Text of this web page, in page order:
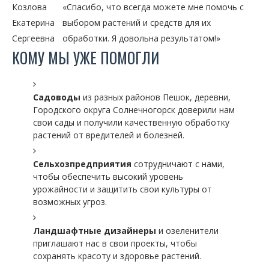
Козлова
Екатерина
Сергеевна
«Спасибо, что всегда можете мне помочь с
выбором растений и средств для их
обработки. Я довольна результатом!»
КОМУ МЫ УЖЕ ПОМОГЛИ
Садоводы из разных районов Пешок, деревни,
Городского округа Солнечногорск доверили нам
свои сады и получили качественную обработку
растений от вредителей и болезней.
Сельхозпредприятия сотрудничают с нами,
чтобы обеспечить высокий уровень
урожайности и защитить свои культуры от
возможных угроз.
Ландшафтные дизайнеры и озеленители
приглашают нас в свои проекты, чтобы
сохранять красоту и здоровье растений.